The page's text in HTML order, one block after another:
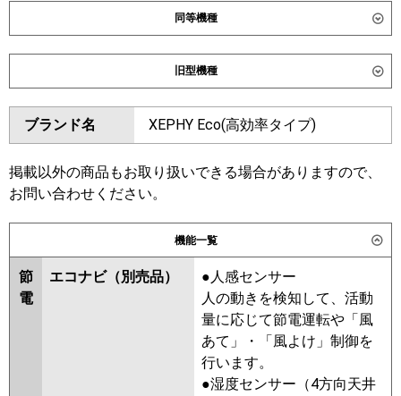
同等機種
ダイキン SZRH40CNT SZRH40CT
SZRHU40CT
東芝 GCSA04013MUB GCSA04013XU
三菱電機 PCZ-ERMP40KL6 PCZ-
ERMP40K6
日立 RPC-GP40RSH11
FDEV406H6S
パナソニック PA-P40T7HNCX PA-P40T7HC
PA-P40T7HNC
旧型機種
ダイキン SZRH40BYT SZRH40BYNT
SZRHU40BYT SZRH40BJT
SZRH40BJNT SZRU40BJT
SZRU40BJNT SZRHU40BJT
SZRH40BFT
SZRHU40BFT
SZRH40BCNT SZRH40BCT
SZRU40BCT SZRU40BCNT
RCSA04043MUB RCSA04043MU
RCSA04043XU
RCSA04033M
RCSA04033X ACSA04087M
ACSA04087X
ブランド名 XEPHY Eco(高効率タイプ)
掲載以外の商品もお取り扱いできる場合がありますので、
お問い合わせください。
機能一覧
節
電
エコナビ（別売品）
●人感センサー
人の動きを検知して、活動
量に応じて節電運転や「風
あて」・「風よけ」制御を
行います。
●湿度センサー（4方向天井